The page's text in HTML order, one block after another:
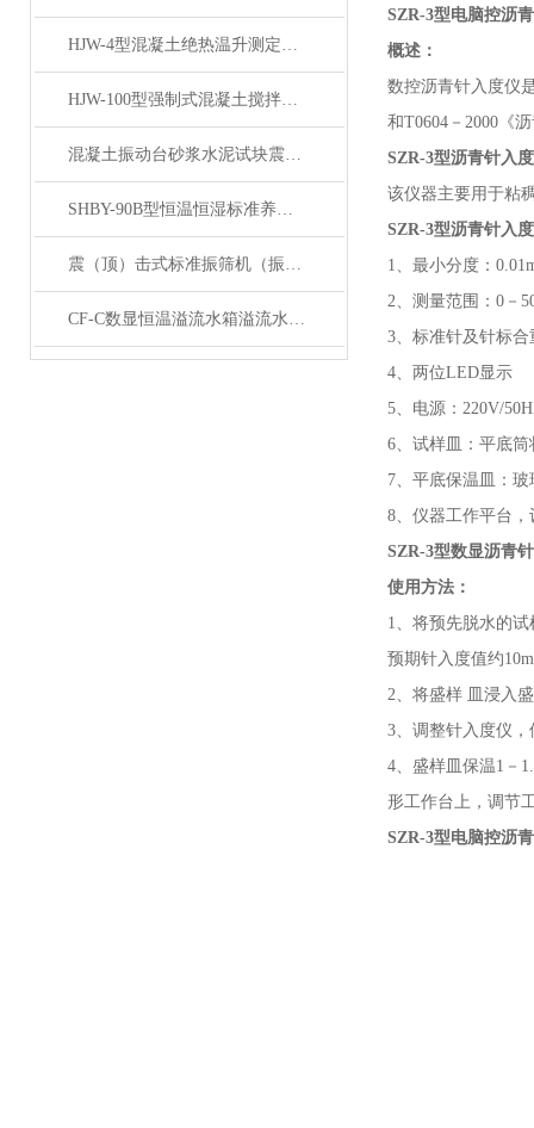
HJW-4型混凝土绝热温升测定仪产品展示
HJW-100型强制式混凝土搅拌机产品展示
混凝土振动台砂浆水泥试块震动平台产品展示
SHBY-90B型恒温恒湿标准养护箱 产品展示
震（顶）击式标准振筛机（振摆仪）产品展示
CF-C数显恒温溢流水箱溢流水槽展示
SZR-3型电脑控沥
概述：
数控沥青针入度仪
和T0604－2000《
SZR-3型沥青针入
该仪器主要用于粘
SZR-3型沥青针入
1、最小分度：
2、测量范围：0－
3、标准针及针标合
4、两位LED显示
5、电源：220V/
6、试样皿：平底
7、平底保温皿：
8、仪器工作平台
SZR-3型数显沥青
使用方法：
1、将预先脱水的
预期针入度值约
2、将盛样 皿浸入
3、调整针入度仪
4、盛样皿保温1－
形工作台上，调节
SZR-3型电脑控沥